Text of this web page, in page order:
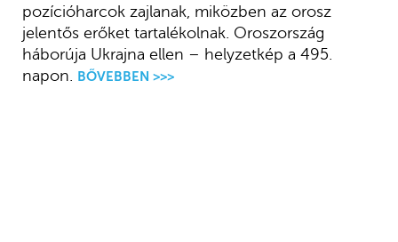
pozícióharcok zajlanak, miközben az orosz
jelentős erőket tartalékolnak. Oroszország
háborúja Ukrajna ellen – helyzetkép a 495.
napon.
BŐVEBBEN >>>